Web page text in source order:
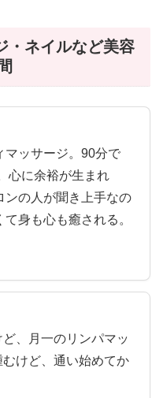
・ネイルなど美容
マッサージ。90分で
心に余裕が生まれ
ンの人が聞き上手なの
身も心も癒される。
、月一のリンパマッ
けど、通い始めてか